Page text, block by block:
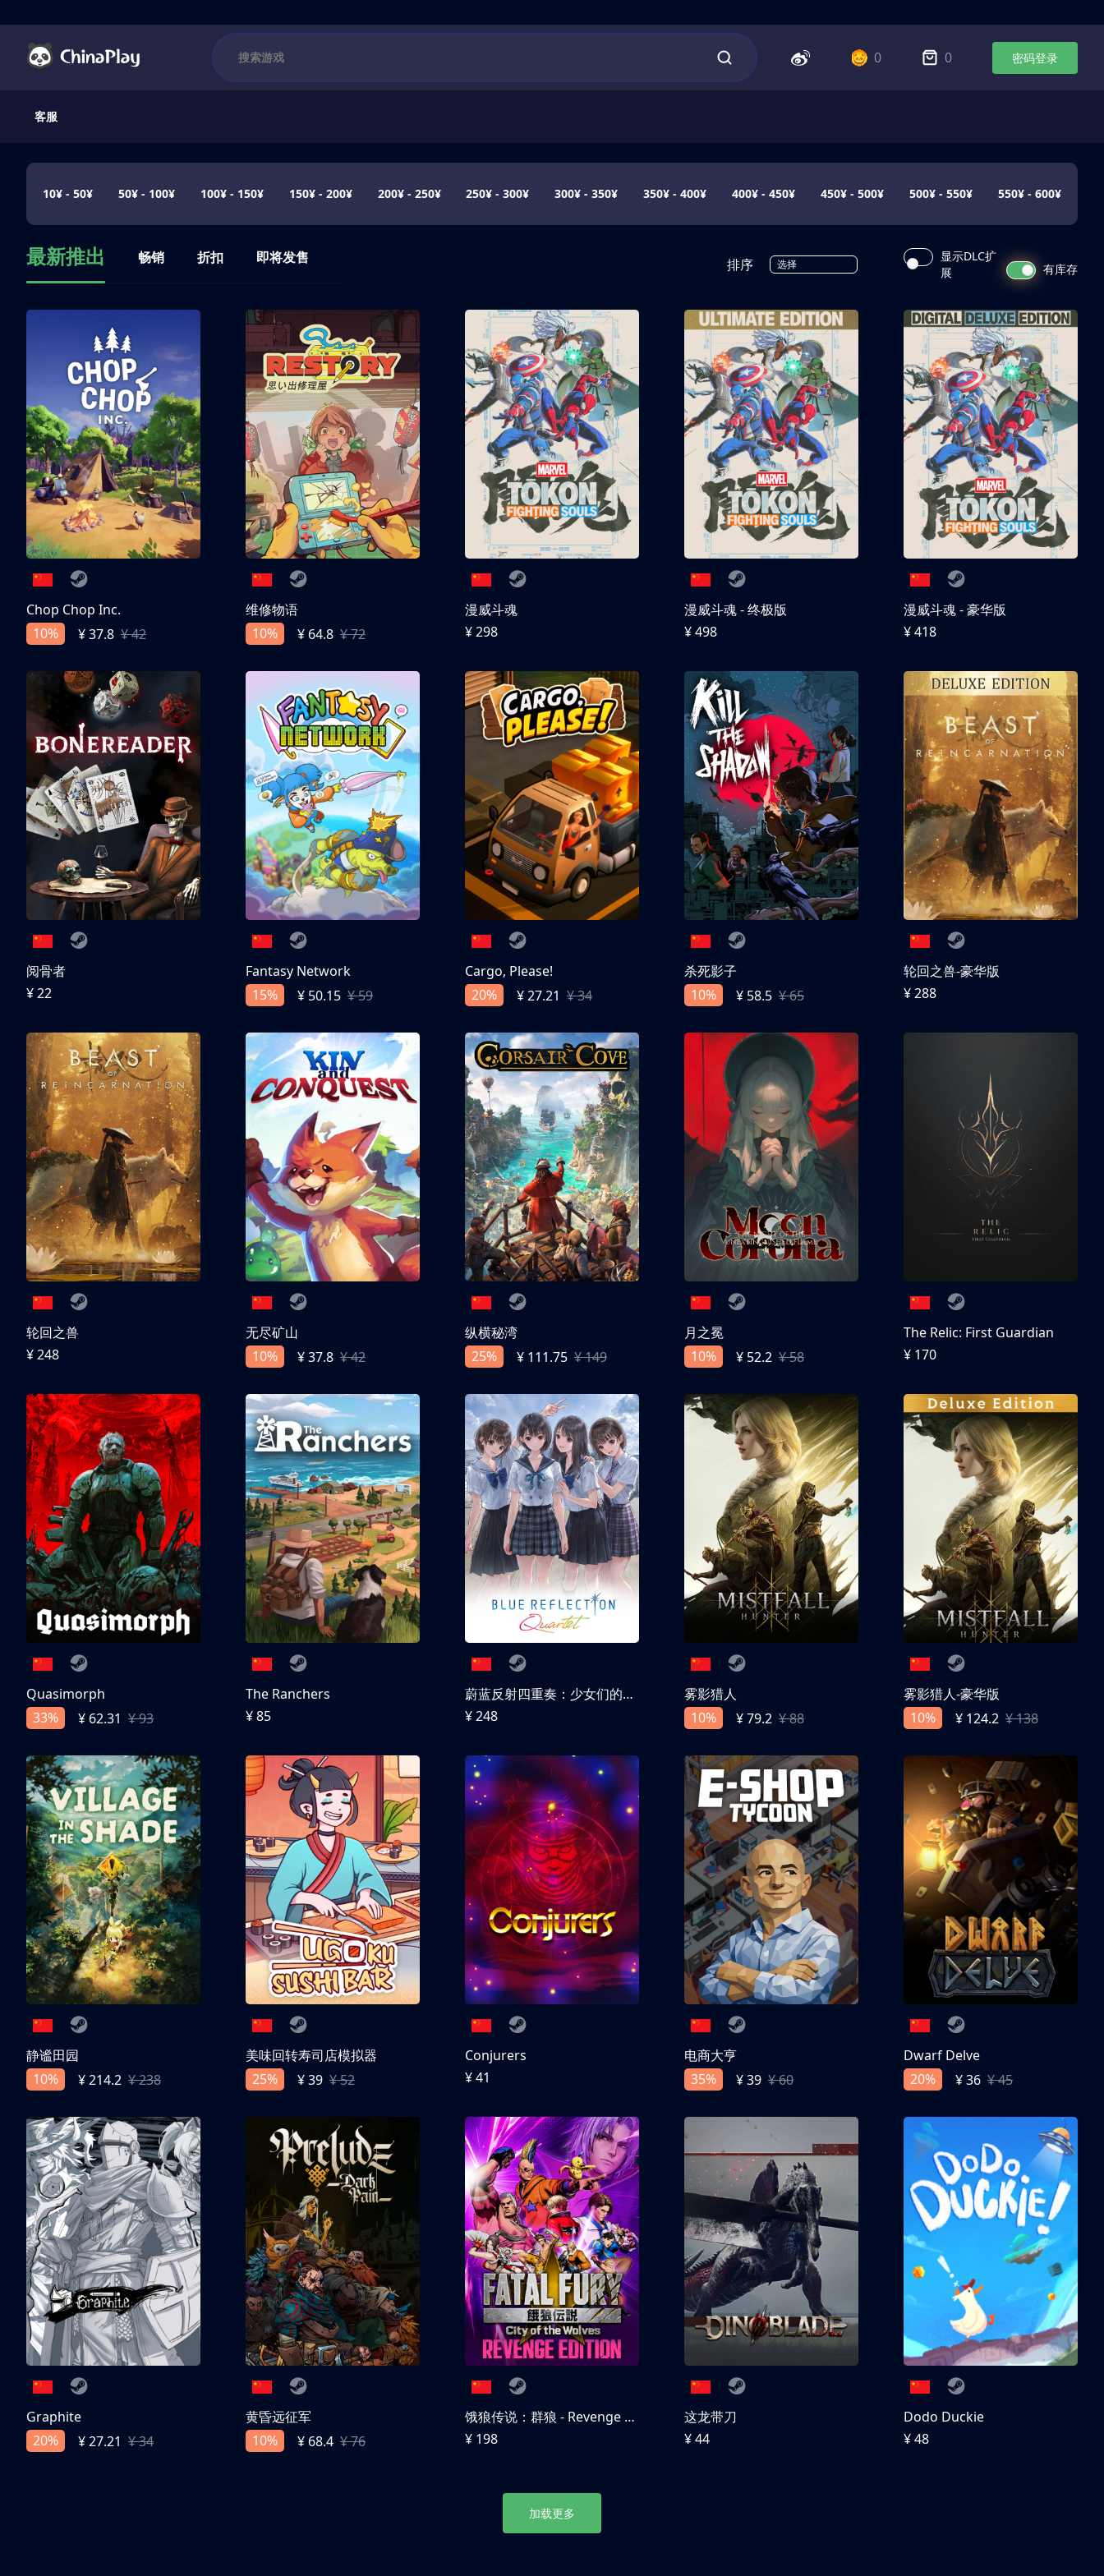
0 0 密码登录
客服
10¥ - 50¥ 50¥ - 100¥ 100¥ - 150¥ 150¥ - 200¥ 200¥ - 250¥ 250¥ - 300¥ 300¥ - 350¥ 350¥ - 400¥ 400¥ - 450¥ 450¥ - 500¥ 500¥ - 550¥ 550¥ - 600¥
最新推出 畅销 折扣 即将发售 排序 选择
显示DLC扩
展
有库存
Chop Chop Inc.
10%
¥ 37.8 ¥ 42
维修物语
10%
¥ 64.8 ¥ 72
漫威斗魂
¥ 298
漫威斗魂 - 终极版
¥ 498
漫威斗魂 - 豪华版
¥ 418
阅骨者
¥ 22
Fantasy Network
15%
¥ 50.15 ¥ 59
Cargo, Please!
20%
¥ 27.21 ¥ 34
杀死影子
10%
¥ 58.5 ¥ 65
轮回之兽-豪华版
¥ 288
轮回之兽
¥ 248
无尽矿山
10%
¥ 37.8 ¥ 42
纵横秘湾
25%
¥ 111.75 ¥ 149
月之冕
10%
¥ 52.2 ¥ 58
The Relic: First Guardian
¥ 170
Quasimorph
33%
¥ 62.31 ¥ 93
The Ranchers
¥ 85
蔚蓝反射四重奏：少女们的奇迹
¥ 248
雾影猎人
10%
¥ 79.2 ¥ 88
雾影猎人-豪华版
10%
¥ 124.2 ¥ 138
静谧田园
10%
¥ 214.2 ¥ 238
美味回转寿司店模拟器
25%
¥ 39 ¥ 52
Conjurers
¥ 41
电商大亨
35%
¥ 39 ¥ 60
Dwarf Delve
20%
¥ 36 ¥ 45
Graphite
20%
¥ 27.21 ¥ 34
黄昏远征军
10%
¥ 68.4 ¥ 76
饿狼传说：群狼 - Revenge Edition
¥ 198
这龙带刀
¥ 44
Dodo Duckie
¥ 48
加载更多